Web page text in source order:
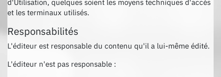
d'Utilisation, quelques soient les moyens techniques d'accès
et les terminaux utilisés.
Responsabilités
L'éditeur est responsable du contenu qu'il a lui-même édité.
L'éditeur n'est pas responsable :